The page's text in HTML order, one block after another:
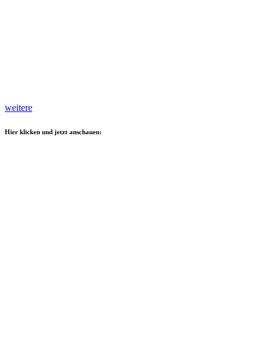
weitere
Hier klicken und jetzt anschauen: